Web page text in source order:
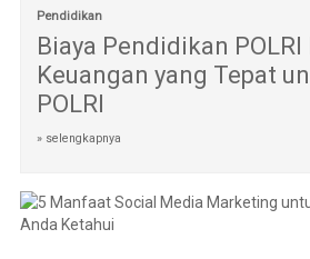
Pendidikan
Biaya Pendidikan
Keuangan yang Tepat
POLRI
» selengkapnya